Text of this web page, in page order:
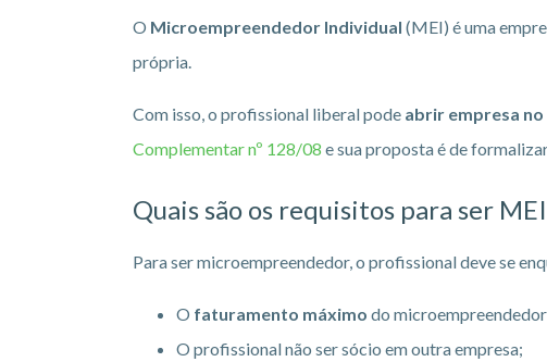
O Microempreendedor Individual (MEI) é uma
própria.
Com isso, o profissional liberal pode abrir empresa
Complementar nº 128/08 e sua proposta é de
Quais são os requisitos para ser
Para ser microempreendedor, o profissional deve se
O faturamento máximo do
O profissional não ser sócio em outra empresa;